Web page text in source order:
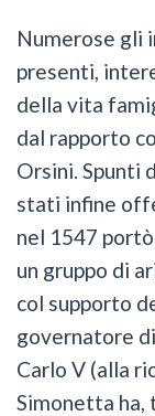
Numerose gli
presenti,
della vita
dal rapporto
Orsini. Spunti
stati infine
nel 1547
un gruppo di
col supporto
governatore
Carlo V (alla
Simonetta ha,